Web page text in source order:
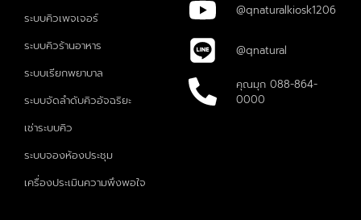
ระบบคิวเพจเจอร์
ระบบคิวร้านอาหาร
ระบบเรียกพยาบาล
ระบบจัดลำดับคิวอัจฉริยะ
เช่าระบบคิว
ระบบจองห้องประชุม
เครื่องประเมินความพึงพอใจ
@qnaturalkiosk1206
@qnatural
คุณมุก 088-864-
0000